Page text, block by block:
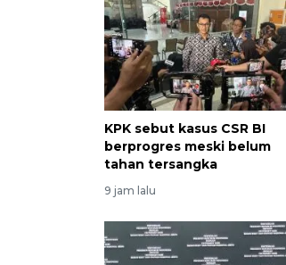
KPK sebut kasus CSR BI
berprogres meski belum
tahan tersangka
9 jam lalu